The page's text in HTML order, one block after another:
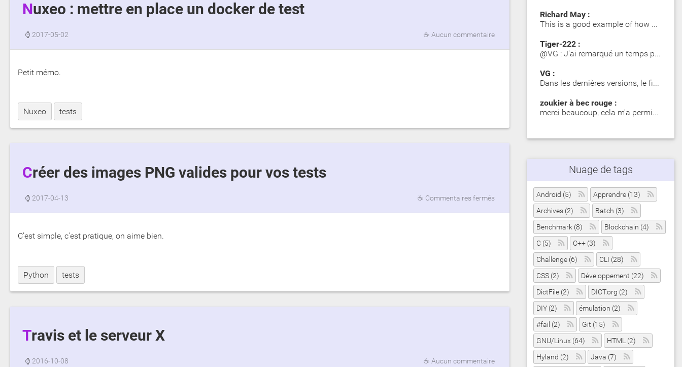
Richard May :
This is a good example of how SIP significantly impacts dy…
Tiger-222 :
@VG : J'ai remarqué un temps plus long lors du premier mot…
VG :
Dans les dernières versions, le fichier zip contient des d…
zoukier à bec rouge :
merci beaucoup, cela m'a permis d'identifier des poisson o…
Nuage de tags
Android (5)
Apprendre (13)
Archives (2)
Batch (3)
Benchmark (8)
Blockchain (4)
C (5)
C++ (3)
Challenge (6)
CLI (28)
CSS (2)
Développement (22)
DictFile (2)
DICT.org (2)
DIY (2)
émulation (2)
#fail (2)
Git (15)
GNU/Linux (64)
HTML (2)
Hyland (2)
Java (7)
Nuxeo : mettre en place un docker de test
☕Aucun commentaire
⌚ 2017-05-02
Petit mémo.
Nuxeo tests
Créer des images PNG valides pour vos tests
☕ Commentaires fermés
⌚ 2017-04-13
C'est simple, c'est pratique, on aime bien.
Python tests
Travis et le serveur X
☕Aucun commentaire
⌚ 2016-10-08